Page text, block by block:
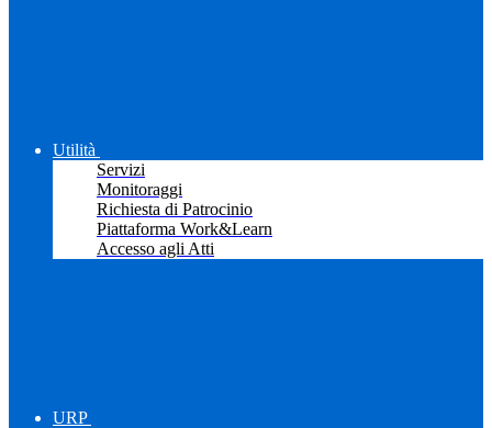
Utilità
Servizi
Monitoraggi
Richiesta di Patrocinio
Piattaforma Work&Learn
Accesso agli Atti
URP